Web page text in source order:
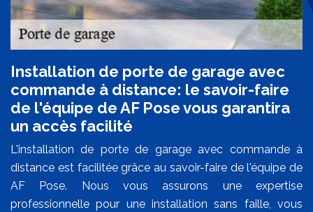
Installation de porte de garage avec
commande à distance: le savoir-faire
de l'équipe de AF Pose vous garantira
un accès facilité
L'installation de porte de garage avec commande à
distance est facilitée grâce au savoir-faire de l'équipe de
AF Pose. Nous vous assurons une expertise
professionnelle pour une installation sans faille, vous